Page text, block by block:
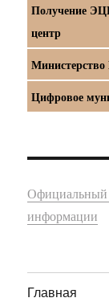
Получение
центр
Цифровое
Официальный
информации
Главная